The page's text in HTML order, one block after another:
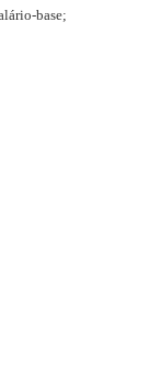
base;